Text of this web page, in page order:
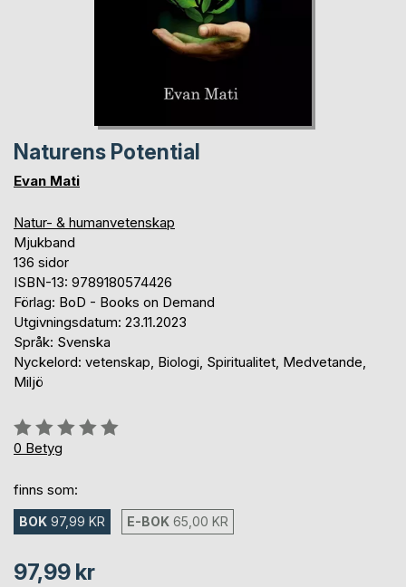
Naturens Potential
Evan Mati
Natur- & humanvetenskap
Mjukband
136 sidor
ISBN-13: 9789180574426
Förlag: BoD - Books on Demand
Utgivningsdatum: 23.11.2023
Språk: Svenska
Nyckelord: vetenskap, Biologi, Spiritualitet, Medvetande,
Miljö
Betyg::
0%
0 Betyg
finns som:
BOK 97,99 KR E-BOK 65,00 KR
97,99 kr